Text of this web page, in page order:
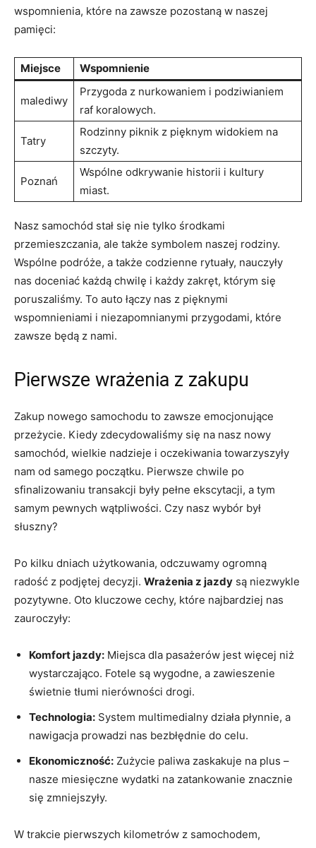
wspomnienia, które na zawsze pozostaną w naszej
pamięci:
Miejsce Wspomnienie
malediwy
Przygoda z nurkowaniem i podziwianiem
raf koralowych.
Tatry
Rodzinny piknik z pięknym widokiem na
szczyty.
Poznań
Wspólne odkrywanie historii i kultury
miast.
Nasz samochód stał się nie tylko środkami
przemieszczania, ale także symbolem naszej rodziny.
Wspólne podróże, a także codzienne rytuały, nauczyły
nas doceniać każdą chwilę i każdy zakręt, którym się
poruszaliśmy. To auto łączy nas z pięknymi
wspomnieniami i niezapomnianymi przygodami, które
zawsze będą z nami.
Pierwsze wrażenia z zakupu
Zakup nowego samochodu to zawsze emocjonujące
przeżycie. Kiedy zdecydowaliśmy się na nasz nowy
samochód, wielkie nadzieje i oczekiwania towarzyszyły
nam od samego początku. Pierwsze chwile po
sfinalizowaniu transakcji były pełne ekscytacji, a tym
samym pewnych wątpliwości. Czy nasz wybór był
słuszny?
Po kilku dniach użytkowania, odczuwamy ogromną
radość z podjętej decyzji. Wrażenia z jazdy są niezwykle
pozytywne. Oto kluczowe cechy, które najbardziej nas
zauroczyły:
Komfort jazdy: Miejsca dla pasażerów jest więcej niż
wystarczająco. Fotele są wygodne, a zawieszenie
świetnie tłumi nierówności drogi.
Technologia: System multimedialny działa płynnie, a
nawigacja prowadzi nas bezbłędnie do celu.
Ekonomiczność: Zużycie paliwa zaskakuje na plus –
nasze miesięczne wydatki na zatankowanie znacznie
się zmniejszyły.
W trakcie pierwszych kilometrów z samochodem,